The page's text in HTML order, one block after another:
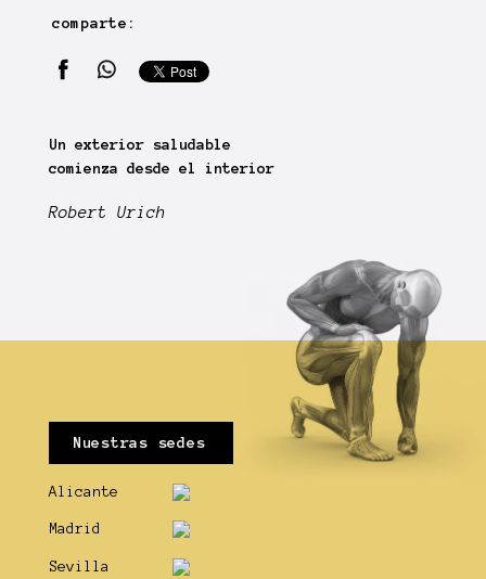
comparte:
Un exterior saludable
comienza desde el interior
Robert Urich
Nuestras sedes
Alicante
Madrid
Sevilla